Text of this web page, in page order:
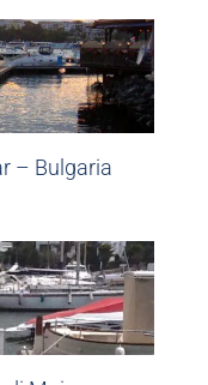
– Bulgaria